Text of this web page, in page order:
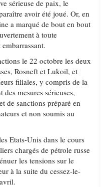
sérieuse de paix, le
avoir été joué. Or, en
a marqué de bout en bout
à toute
le 22 octobre les deux
Rosneft et Lukoil, et
filiales, y compris de la
mesures sérieuses,
de sanctions préparé en
et non soumis au
Etats-Unis dans le cours
chargés de pétrole russe
les tensions sur le
à la suite du cessez-le-